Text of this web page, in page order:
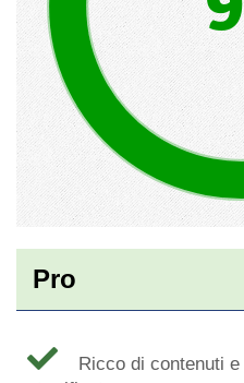
Pro
Ricco di contenuti